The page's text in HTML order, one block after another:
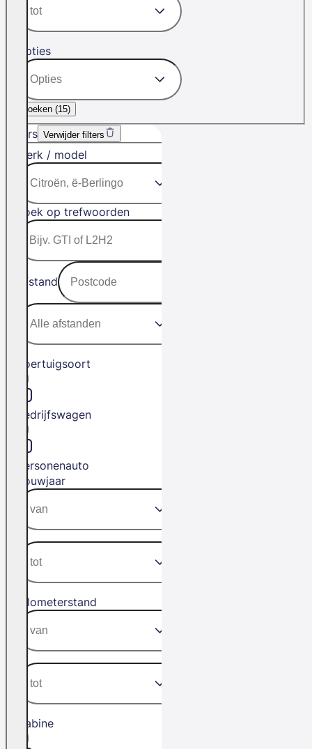
Opties
Zoeken (15)
Filters Verwijder filters
Merk / model
Zoek op trefwoorden
Afstand
Voertuigsoort
Bedrijfswagen
Personenauto
Bouwjaar
Kilometerstand
Cabine